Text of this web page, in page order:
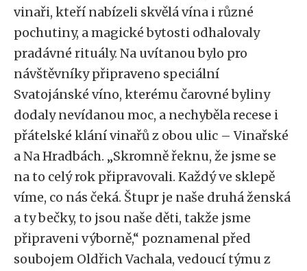
vinaři, kteří nabízeli skvělá vína i různé
pochutiny, a magické bytosti odhalovaly
pradávné rituály. Na uvítanou bylo pro
návštěvníky připraveno speciální
Svatojánské víno, kterému čarovné byliny
dodaly nevídanou moc, a nechyběla recese i
přátelské klání vinařů z obou ulic – Vinařské
a Na Hradbách. „Skromně řeknu, že jsme se
na to celý rok připravovali. Každý ve sklepě
víme, co nás čeká. Štupr je naše druhá ženská
a ty bečky, to jsou naše děti, takže jsme
připraveni výborně,“ poznamenal před
soubojem Oldřich Vachala, vedoucí týmu z